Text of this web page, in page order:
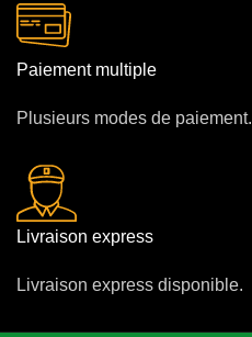
Paiement multiple
Plusieurs modes de paiement.
Livraison express
Livraison express disponible.